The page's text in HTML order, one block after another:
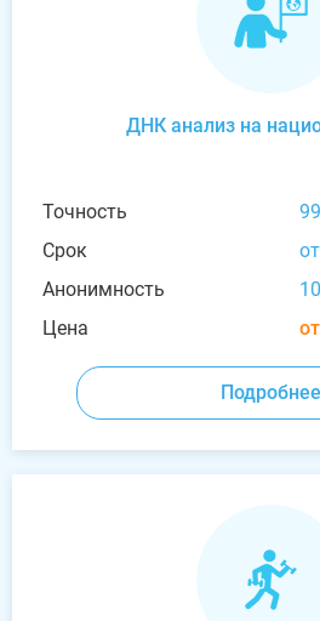
ДНК анализ на
Точность
Срок
Анонимность
Цена
Подробнее